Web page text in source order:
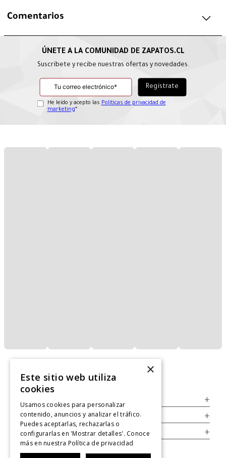
Comentarios
Suscríbete y recibe nuestras ofertas y novedades.
He leído y acepto las Políticas de privacidad de
marketing*
+
Legal +
Cuenta +
×
Este sitio web utiliza
cookies
Usamos cookies para personalizar
contenido, anuncios y analizar el tráfico.
Puedes aceptarlas, rechazarlas o
configurarlas en 'Mostrar detalles'. Conoce
más en nuestra Política de privacidad